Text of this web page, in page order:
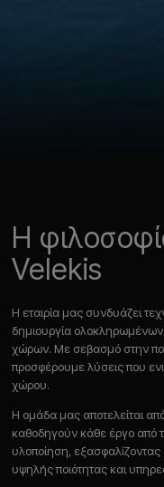
Η
Velekis
Η εταιρία μας συνδυάζει
δημιουργία
χώρων. Με σεβασμό στην
προσφέρουμε λύσεις που
χώρου.
Η ομάδα μας αποτελείται
καθοδηγούν κάθε έργο από
υλοποίηση, εξασφαλίζοντας
υψηλής ποιότητας και